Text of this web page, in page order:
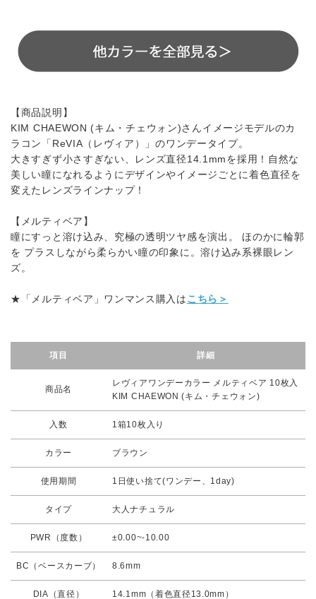
【商品説明】
KIM CHAEWON (キム・チェウォン)さんイメージモデルのカ
ラコン「ReVIA（レヴィア）」のワンデータイプ。
大きすぎず小さすぎない、レンズ直径14.1mmを採用！自然な
美しい瞳になれるようにデザインやイメージごとに着色直径を
変えたレンズラインナップ！
【メルティベア】
瞳にすっと溶け込み、究極の透明ツヤ感を演出。 ほのかに輪郭
を プラスしながら柔らかい瞳の印象に。溶け込み系裸眼レン
ズ。
★「メルティベア」ワンマンス購入はこちら＞
項目 詳細
商品名
レヴィアワンデーカラー メルティベア 10枚入
KIM CHAEWON (キム・チェウォン)
入数 1箱10枚入り
カラー ブラウン
使用期間 1日使い捨て(ワンデー、1day)
タイプ 大人ナチュラル
PWR（度数） ±0.00~-10.00
BC（ベースカーブ） 8.6mm
DIA（直径） 14.1mm（着色直径13.0mm）